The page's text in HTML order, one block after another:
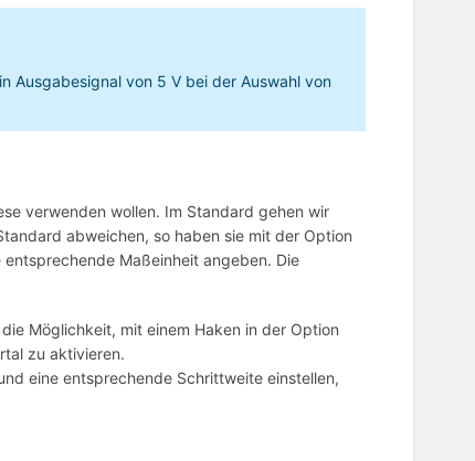
Ausgabesignal von 5 V bei der Auswahl von
verwenden wollen. Im Standard gehen wir
abweichen, so haben sie mit der Option
Maßeinheit angeben. Die
Möglichkeit, mit einem Haken in der Option
zu aktivieren.
eine entsprechende Schrittweite einstellen,